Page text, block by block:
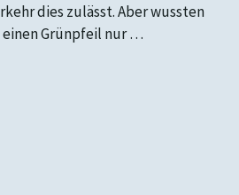
dies zulässt. Aber wussten
einen Grünpfeil nur …